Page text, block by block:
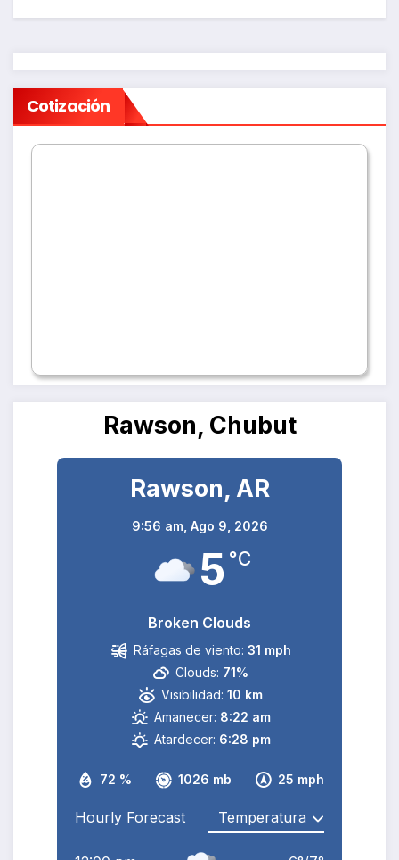
Cotización
Rawson, Chubut
Rawson, AR
9:56 am, Ago 9, 2026
5 °C
Broken Clouds
72 % 1026 mb 25 mph
Ráfagas de viento: 31 mph
Clouds: 71%
Visibilidad: 10 km
Amanecer: 8:22 am
Atardecer: 6:28 pm
Hourly Forecast